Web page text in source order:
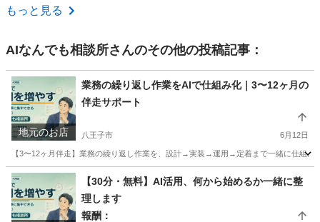
東京 武蔵野市
もっと見る
AIなんでも相談所さんのその他の投稿記事：
地元のお店
業務の繰り返し作業をAIで仕組み化｜3〜12ヶ月の
伴走サポート
八王子市 6月12日
【3〜12ヶ月伴走】業務の繰り返し作業を、設計→実装→運用→定着まで一緒に仕組
東京 八王子市 その他
【30分・無料】AI活用、何から始めるか一緒に整
理します
報酬：